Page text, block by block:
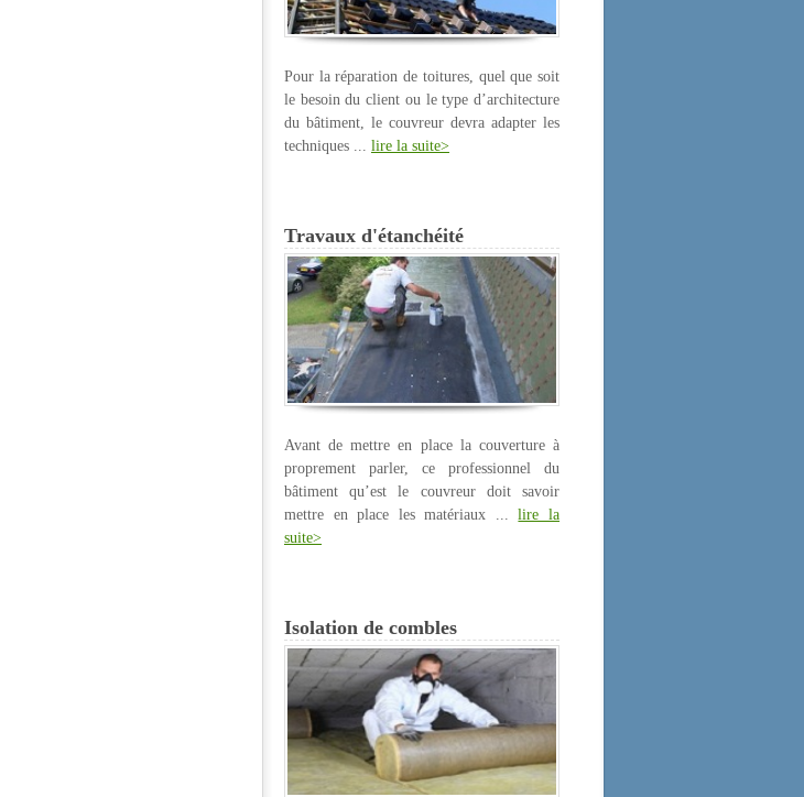
Pour la réparation de toitures, quel que soit
le besoin du client ou le type d’architecture
du bâtiment, le couvreur devra adapter les
techniques ... lire la suite>
Travaux d'étanchéité
Avant de mettre en place la couverture à
proprement parler, ce professionnel du
bâtiment qu’est le couvreur doit savoir
mettre en place les matériaux ...lire la
suite>
Isolation de combles